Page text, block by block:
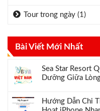
Tour trong ngày (1)
Bài Viết Mới Nhất
Sea Star Resort
Dưỡng Giữa
Hướng Dẫn Chi